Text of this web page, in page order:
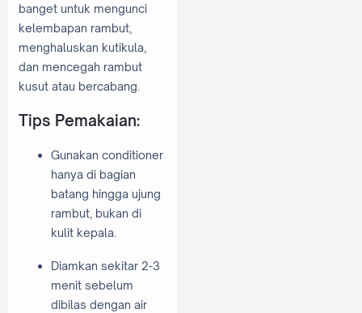
banget untuk mengunci
kelembapan rambut,
menghaluskan kutikula,
dan mencegah rambut
kusut atau bercabang.
Tips Pemakaian:
Gunakan conditioner
hanya di bagian
batang hingga ujung
rambut, bukan di
kulit kepala.
Diamkan sekitar 2-3
menit sebelum
dibilas dengan air